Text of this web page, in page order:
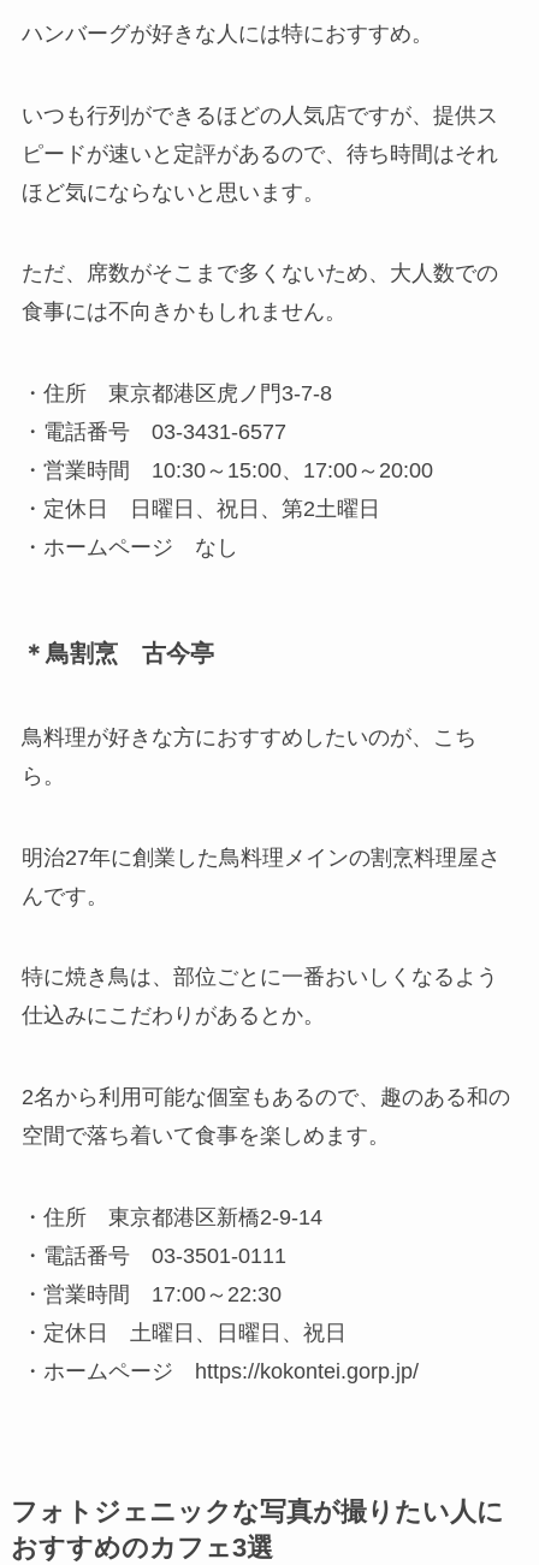
ハンバーグが好きな人には特におすすめ。
いつも行列ができるほどの人気店ですが、提供ス
ピードが速いと定評があるので、待ち時間はそれ
ほど気にならないと思います。
ただ、席数がそこまで多くないため、大人数での
食事には不向きかもしれません。
・住所 東京都港区虎ノ門3-7-8
・電話番号 03-3431-6577
・営業時間 10:30～15:00、17:00～20:00
・定休日 日曜日、祝日、第2土曜日
・ホームページ なし
＊鳥割烹 古今亭
鳥料理が好きな方におすすめしたいのが、こち
ら。
明治27年に創業した鳥料理メインの割烹料理屋さ
んです。
特に焼き鳥は、部位ごとに一番おいしくなるよう
仕込みにこだわりがあるとか。
2名から利用可能な個室もあるので、趣のある和の
空間で落ち着いて食事を楽しめます。
・住所 東京都港区新橋2-9-14
・電話番号 03-3501-0111
・営業時間 17:00～22:30
・定休日 土曜日、日曜日、祝日
・ホームページ https://kokontei.gorp.jp/
フォトジェニックな写真が撮りたい人に
おすすめのカフェ3選